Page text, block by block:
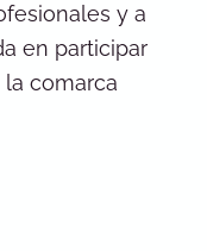
y a
en participar
comarca